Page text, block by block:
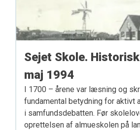
Sejet Skole.
maj 1994
I 1700 – årene var læsning og
fundamental betydning for aktivt
i samfundsdebatten. Før
oprettelsen af almueskolen på